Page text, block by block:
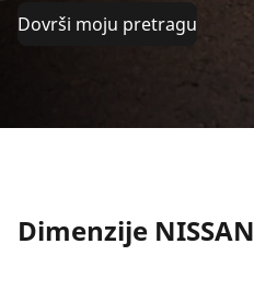
Dovrši moju pretragu
Dimenzije